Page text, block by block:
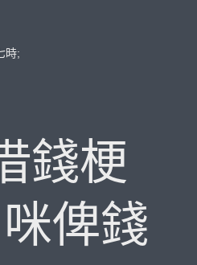
時;
錢梗
俾錢